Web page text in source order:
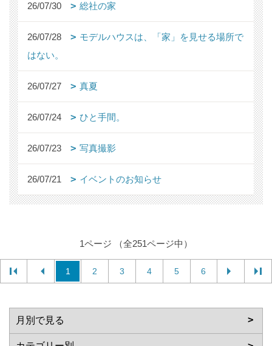
26/07/30 総社の家
26/07/28
モデルハウスは、「家」を見せる場所で
はない。
26/07/27 真夏
26/07/24 ひと手間。
26/07/23 写真撮影
26/07/21 イベントのお知らせ
1ページ （全251ページ中）
1 2 3 4 5 6